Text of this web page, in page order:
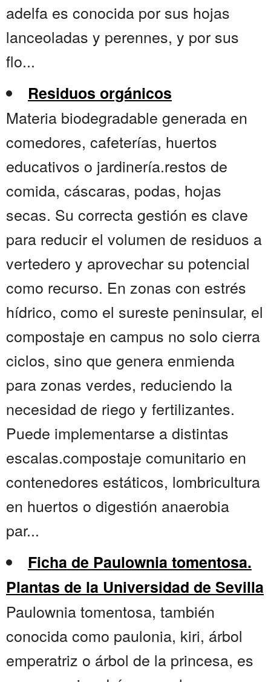
adelfa es conocida por sus hojas
lanceoladas y perennes, y por sus
flo...
Residuos orgánicos
Materia biodegradable generada en
comedores, cafeterías, huertos
educativos o jardinería.restos de
comida, cáscaras, podas, hojas
secas. Su correcta gestión es clave
para reducir el volumen de residuos a
vertedero y aprovechar su potencial
como recurso. En zonas con estrés
hídrico, como el sureste peninsular, el
compostaje en campus no solo cierra
ciclos, sino que genera enmienda
para zonas verdes, reduciendo la
necesidad de riego y fertilizantes.
Puede implementarse a distintas
escalas.compostaje comunitario en
contenedores estáticos, lombricultura
en huertos o digestión anaerobia
par...
Ficha de Paulownia tomentosa.
Plantas de la Universidad de Sevilla
Paulownia tomentosa, también
conocida como paulonia, kiri, árbol
emperatriz o árbol de la princesa, es